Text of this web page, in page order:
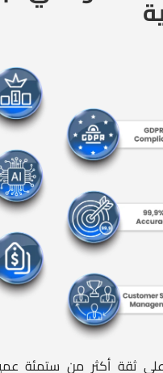
على ثقة أكثر من ستمئة